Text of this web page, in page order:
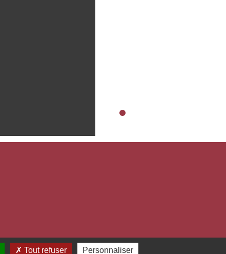
Tout refuser Personnaliser